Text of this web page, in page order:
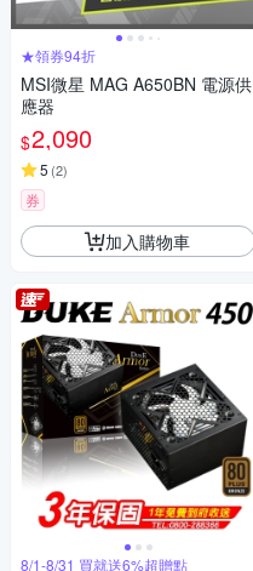
★領券94折
MSI微星 MAG A650BN 電源供
應器
$2,090
5 (2)
券
加入購物車
8/1-8/31 買就送6%超贈點